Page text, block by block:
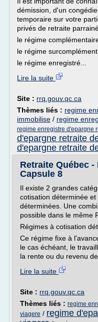
démission, d'un
temporaire sur votre
privés de retraite
le régime
le régime
le régime enregistré...
Lire la suite
Site : rrq.gouv.qc.ca
Thèmes liés : regime
immobilise / regime
regime enregistre d'epargne
d'epargne retraite
d'epargne retraite
Retraite Québec
Capsule 8
Il existe 2 grandes
cotisation déterminée
déterminées. Une
possible dans le même
Régimes à cotisation
Ce régime fixe à
le cas échéant, le
la rente ou du revenu
Lire la suite
Site : rrq.gouv.qc.ca
Thèmes liés : regime
viagere / regime